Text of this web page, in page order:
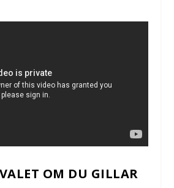
OM DU GILLAR